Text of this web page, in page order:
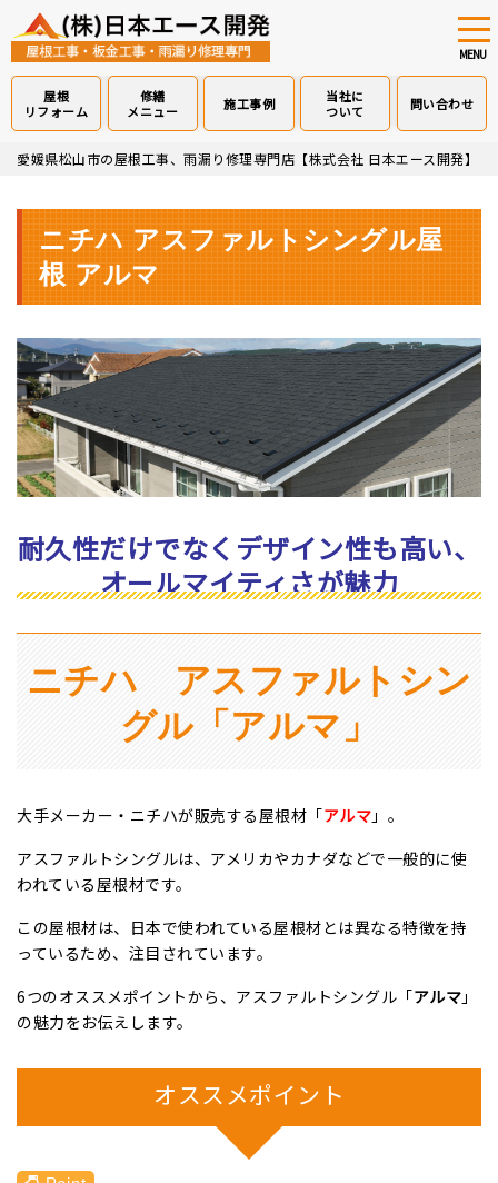
Skip
content
MENU
屋根
リフォーム
修繕
メニュー
施工事例
当社に
ついて
問い合わせ
愛媛県松山市の屋根工事、雨漏り修理専門店【株式会社 日本エース開発】
ニチハ アスファルトシングル屋
根 アルマ
耐久性だけでなくデザイン性も高い、
オールマイティさが魅力
ニチハ アスファルトシン
グル「アルマ」
大手メーカー・ニチハが販売する屋根材「アルマ 」。
アスファルトシングルは、アメリカやカナダなどで一般的に使
われている屋根材です。
この屋根材は、日本で使われている屋根材とは異なる特徴を持
っているため、注目されています。
6つのオススメポイントから、アスファルトシングル「アルマ 」
の魅力をお伝えします。
オススメポイント